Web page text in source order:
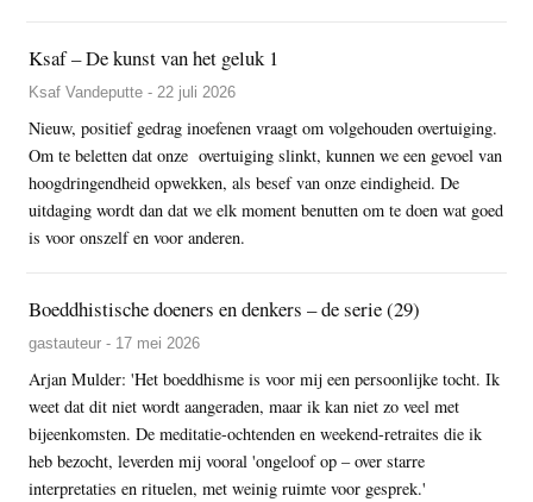
Ksaf – De kunst van het geluk 1
Ksaf Vandeputte - 22 juli 2026
Nieuw, positief gedrag inoefenen vraagt om volgehouden overtuiging.
Om te beletten dat onze overtuiging slinkt, kunnen we een gevoel van
hoogdringendheid opwekken, als besef van onze eindigheid. De
uitdaging wordt dan dat we elk moment benutten om te doen wat goed
is voor onszelf en voor anderen.
Boeddhistische doeners en denkers – de serie (29)
gastauteur - 17 mei 2026
Arjan Mulder: 'Het boeddhisme is voor mij een persoonlijke tocht. Ik
weet dat dit niet wordt aangeraden, maar ik kan niet zo veel met
bijeenkomsten. De meditatie-ochtenden en weekend-retraites die ik
heb bezocht, leverden mij vooral 'ongeloof op – over starre
interpretaties en rituelen, met weinig ruimte voor gesprek.'